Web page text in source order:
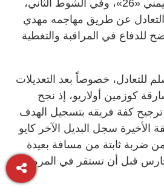
الظنحاني من الجهة اليمني «26»، وفي الشوط الثاني،
التعادل عن طريق مهاجمه مهدي
للدفاع في المراقبة والتغطية
للتعادل، خصوصاً بعد التعديلات
كوزمين أولاريو، إذ نجح
ترجيح كفة فريقه بتسجيل الهدف
الدقيقة الأخيرة سجل البديل الآخر كايو
ضربة ثابتة من مسافة بعيدة
قبل أن تستقر في المرمى